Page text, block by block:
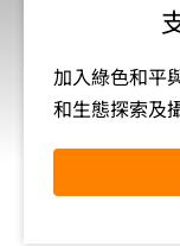
加入綠色和平
和生態探索及